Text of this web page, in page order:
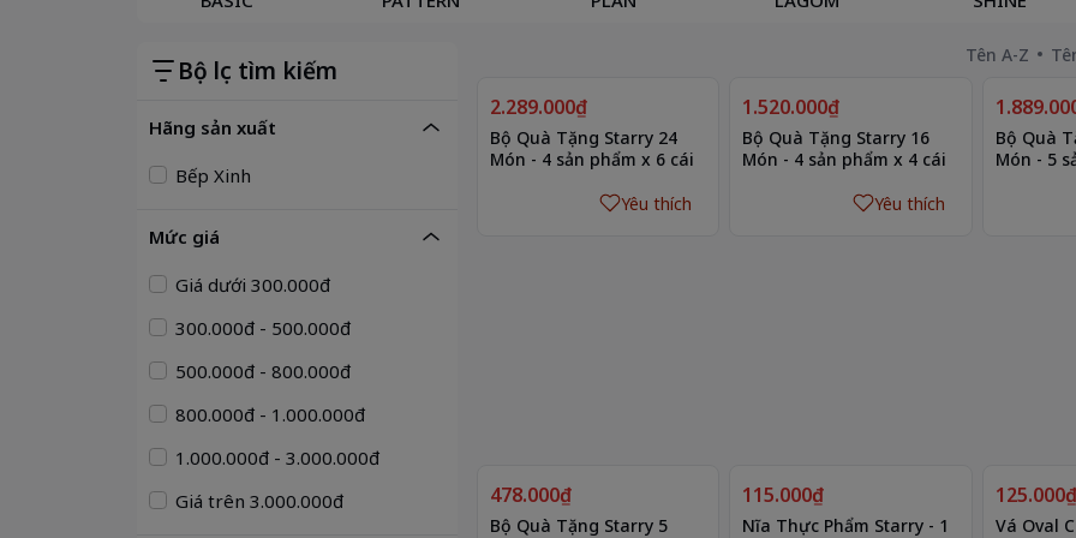
Bộ lọc tìm kiếm
Hãng sản xuất
Bếp Xinh
Mức giá
Giá dưới 300.000đ
300.000đ - 500.000đ
500.000đ - 800.000đ
800.000đ - 1.000.000đ
1.000.000đ - 3.000.000đ
Giá trên 3.000.000đ
Tên A-Z
2.289.000₫
Bộ Quà Tặng Starry 24
Món - 4 sản phẩm x 6 cái
Yêu thích
1.520.000₫
Bộ Quà Tặng Starry 16
Món - 4 sản phẩm x 4 cái
Yêu thích
Bộ Quà
Món - 5
478.000₫
Bộ Quà Tặng Starry 5
115.000₫
Nĩa Thực Phẩm Starry - 1
125.000₫
Vá Oval